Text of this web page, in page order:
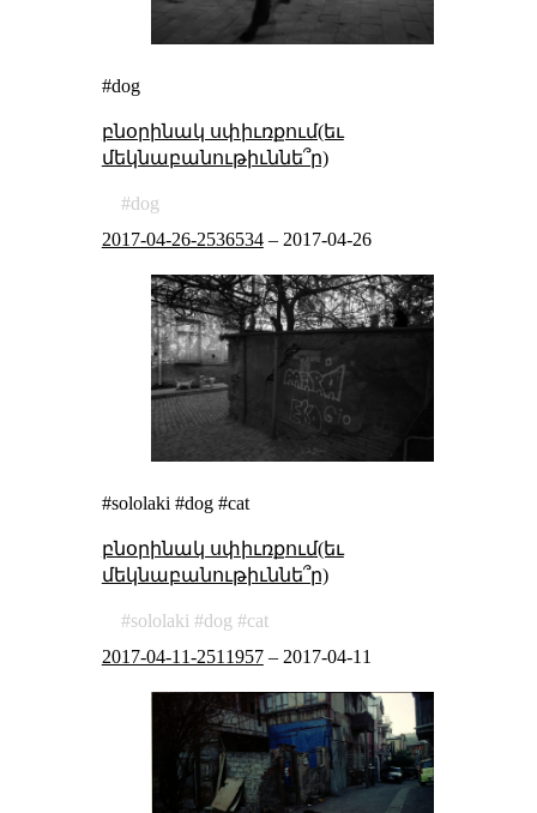
#dog
բնօրինակ սփիւռքում(եւ
մեկնաբանութիւննե՞ր)
dog
2017-04-26-2536534– 2017-04-26
#sololaki #dog #cat
բնօրինակ սփիւռքում(եւ
մեկնաբանութիւննե՞ր)
sololaki dog
cat
2017-04-11-2511957– 2017-04-11